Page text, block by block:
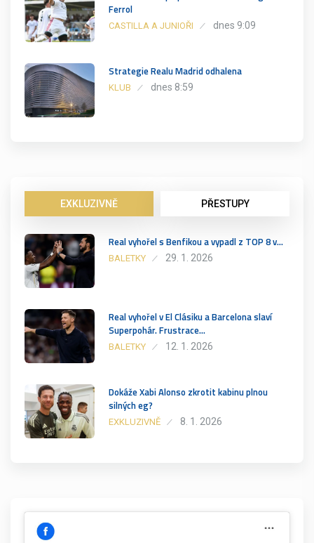
Ferrol
CASTILLA A JUNIOŘI dnes 9:09
Strategie Realu Madrid odhalena
KLUB dnes 8:59
EXKLUZIVNĚ PŘESTUPY
Real vyhořel s Benfikou a vypadl z TOP 8 v…
BALETKY 29. 1. 2026
Real vyhořel v El Clásiku a Barcelona slaví
Superpohár. Frustrace…
BALETKY 12. 1. 2026
Dokáže Xabi Alonso zkrotit kabinu plnou
silných eg?
EXKLUZIVNĚ 8. 1. 2026